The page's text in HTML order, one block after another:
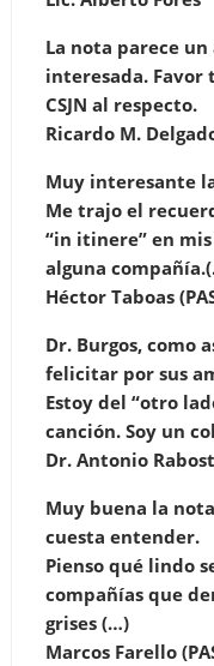
La nota parece
interesada. Favor
CSJN al respecto.
Ricardo M.
Muy interesante
Me trajo el
“in itinere” en
alguna
Héctor Taboas
Dr. Burgos, como
felicitar por sus
Estoy del “otro
canción. Soy un
Dr. Antonio
Muy buena la
cuesta entender.
Pienso qué lindo
compañías que
grises (…)
Marcos Farello